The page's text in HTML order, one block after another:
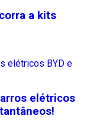
a kits
elétricos